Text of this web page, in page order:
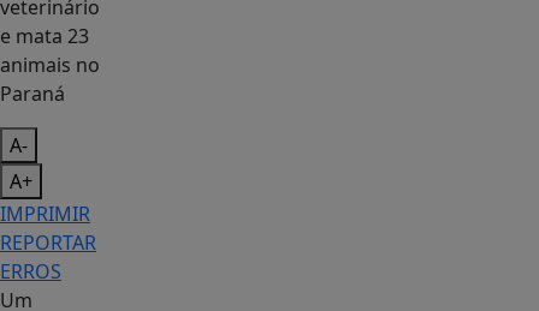
A-
A+
IMPRIMIR
REPORTAR
ERROS
Um